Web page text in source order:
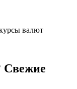
валют
Свежие